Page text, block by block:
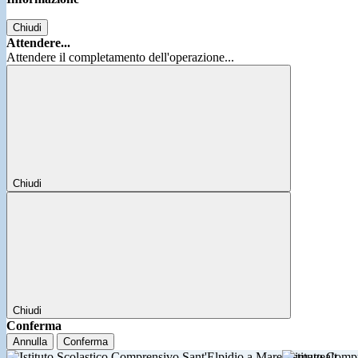
Chiudi
Attendere...
Attendere il completamento dell'operazione...
Chiudi
Chiudi
Conferma
Annulla Conferma